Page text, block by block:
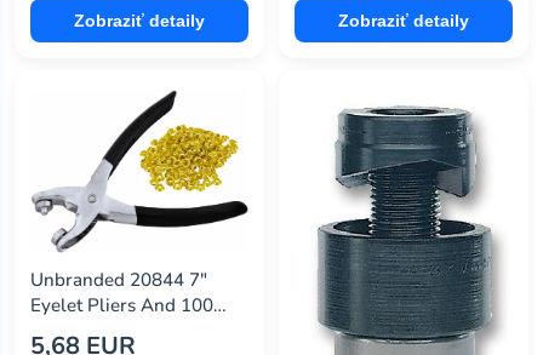
Zobraziť detaily Zobraziť detaily
Unbranded 20844 7"
Eyelet Pliers And 100
Eyelets
5,68 EUR